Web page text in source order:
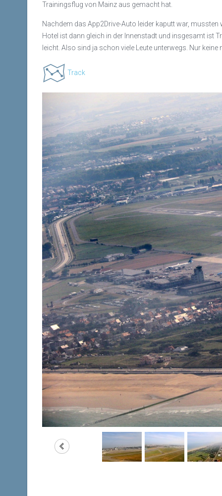
Trainingsflug von Mainz aus gemacht hat.
Nachdem das App2Drive-Auto leider kaputt war,
Hotel ist dann gleich in der Innenstadt und insgesamt ist
leicht. Also sind ja schon viele Leute unterwegs. Nur
Track